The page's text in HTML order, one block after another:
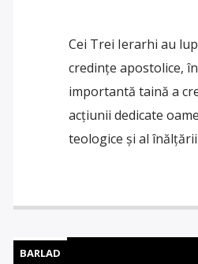
Cei Trei Ierarhi au
credințe apostolice,
importantă taină a
acțiunii dedicate
teologice și al
BARLAD